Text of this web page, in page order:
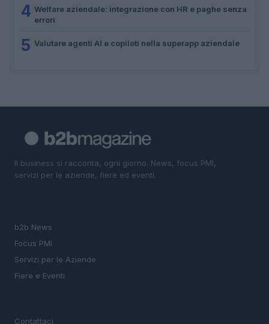
4 Welfare aziendale: integrazione con HR e paghe senza
errori
5 Valutare agenti AI e copiloti nella superapp aziendale
Il business si racconta, ogni giorno. News, focus PMI,
servizi per le aziende, fiere ed eventi.
b2b News
Focus PMI
Servizi per le Aziende
Fiere e Eventi
Contattaci